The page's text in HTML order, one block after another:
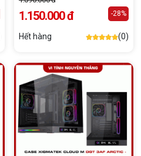
1.150.000 đ -28%
Hết hàng (0)